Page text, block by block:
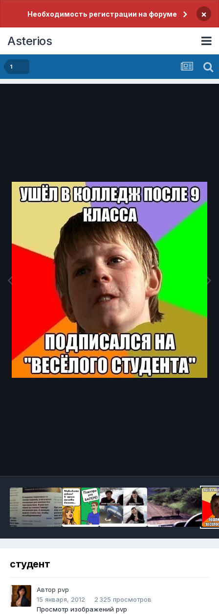
Необходимость регистрации на форуме ×
Asterios
1
студент
Автор pvp
15 января, 2012
2 325 просмотров
Просмотр изображений pvp